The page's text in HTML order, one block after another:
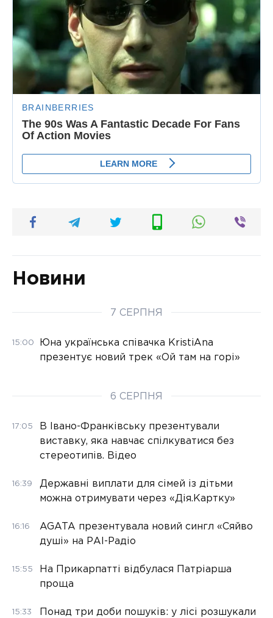
Новини
7 СЕРПНЯ
15:00
Юна українська співачка KristiAna
презентує новий трек «Ой там на горі»
6 СЕРПНЯ
17:05
В Івано-Франківську презентували
виставку, яка навчає спілкуватися без
стереотипів. Відео
16:39
Державні виплати для сімей із дітьми
можна отримувати через «Дія.Картку»
16:16
AGATA презентувала новий сингл «Сяйво
душі» на РАІ-Радіо
15:55
На Прикарпатті відбулася Патріарша
проща
15:33
Понад три доби пошуків: у лісі розшукали